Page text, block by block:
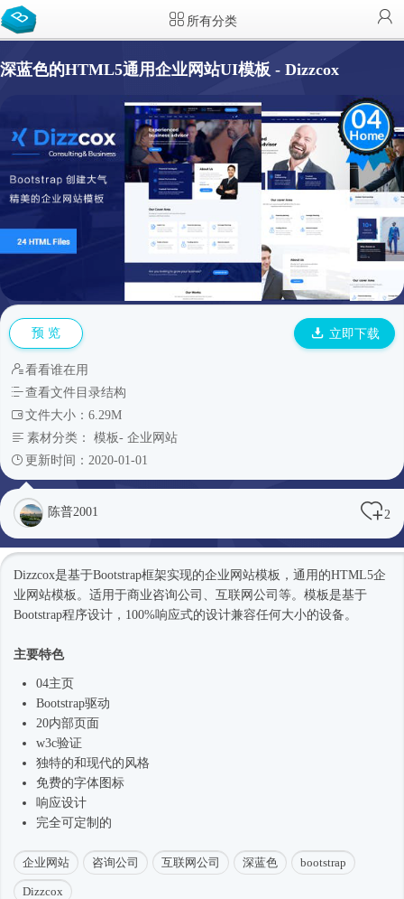
所有分类
深蓝色的HTML5通用企业网站UI模板 - Dizzcox
预 览 立即下载
看看谁在用
查看文件目录结构
文件大小：6.29M
素材分类： 模板- 企业网站
更新时间：2020-01-01
陈普2001 2
Dizzcox是基于Bootstrap框架实现的企业 网站模板 ，通用的HTML5企
业 网站模板 。适用于商业咨询公司、互联网公司等。模板是基于
Bootstrap程序设计，100%响应式的设计兼容任何大小的设备。
主要特色
04主页
Bootstrap驱动
20内部页面
w3c验证
独特的和现代的风格
免费的字体图标
响应设计
完全可定制的
企业网站 咨询公司 互联网公司 深蓝色 bootstrap
Dizzcox